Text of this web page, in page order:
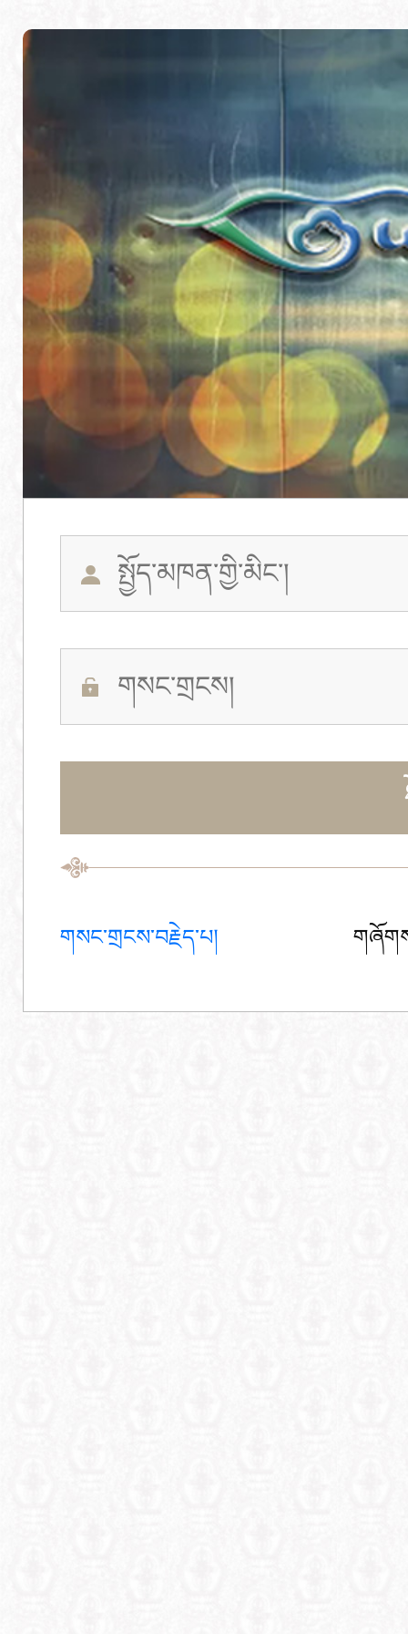
གསང་གྲངས་བརྗེད་པ།